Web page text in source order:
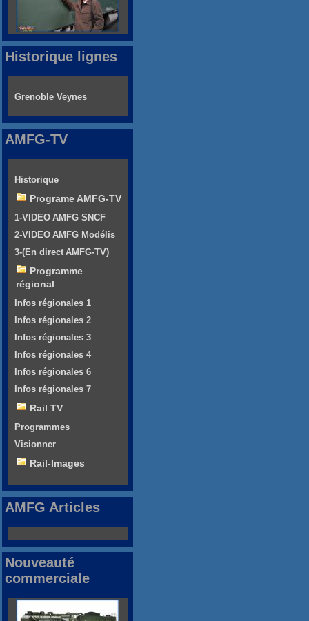
Historique lignes
Grenoble Veynes
AMFG-TV
Historique
Programe AMFG-TV
1-VIDEO AMFG SNCF
2-VIDEO AMFG Modélis
3-(En direct AMFG-TV)
Programme
régional
Infos régionales 1
Infos régionales 2
Infos régionales 3
Infos régionales 4
Infos régionales 6
Infos régionales 7
Rail TV
Programmes
Visionner
Rail-Images
AMFG Articles
Nouveauté
commerciale